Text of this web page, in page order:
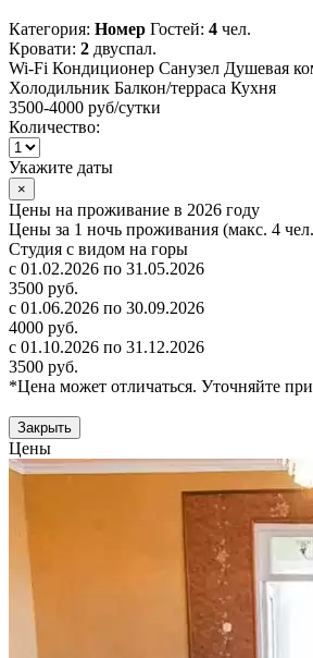
Категория: Номер Гостей: 4 чел.
Кровати: 2 двуспал.
Wi-Fi Кондиционер Санузел Душевая
Холодильник Балкон/терраса Кухня
3500-4000 руб/сутки
Количество:
Укажите даты
×
Цены на проживание в 2026 году
Цены за 1 ночь проживания (макс. 4
Студия с видом на горы
с 01.02.2026 по 31.05.2026
3500 руб.
с 01.06.2026 по 30.09.2026
4000 руб.
с 01.10.2026 по 31.12.2026
3500 руб.
*Цена может отличаться. Уточняйте
Закрыть
Цены